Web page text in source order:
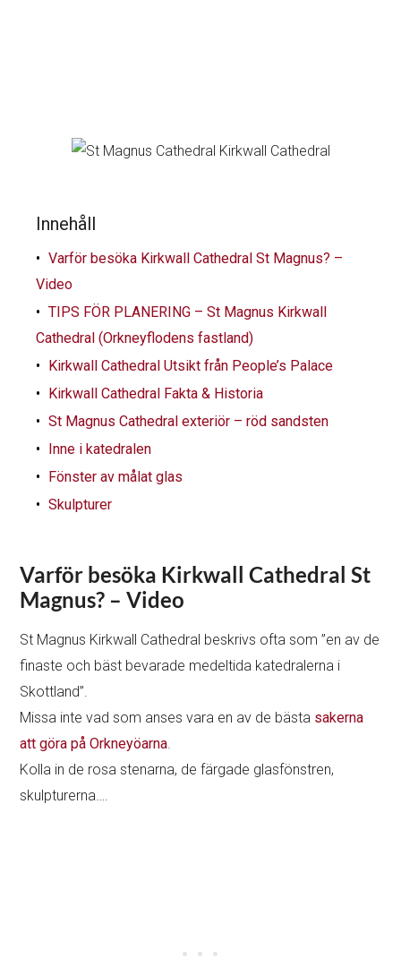
Innehåll
Varför besöka Kirkwall Cathedral St Magnus? –
Video
TIPS FÖR PLANERING – St Magnus Kirkwall
Cathedral (Orkneyflodens fastland)
Kirkwall Cathedral Utsikt från People’s Palace
Kirkwall Cathedral Fakta & Historia
St Magnus Cathedral exteriör – röd sandsten
Inne i katedralen
Fönster av målat glas
Skulpturer
Varför besöka Kirkwall Cathedral St
Magnus? – Video
St Magnus Kirkwall Cathedral beskrivs ofta som ”en av de
finaste och bäst bevarade medeltida katedralerna i
Skottland”.
Missa inte vad som anses vara en av de bästa sakerna
att göra på Orkneyöarna
Kolla in de rosa stenarna, de färgade glasfönstren,
skulpturerna….